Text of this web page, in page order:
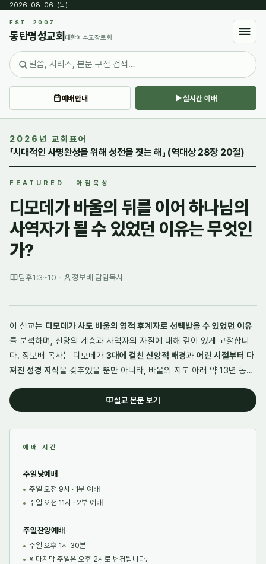
2026. 08. 06. (목) ·
EST. 2007
동탄명성교회 대한예수교장로회
예배안내 실시간 예배
2026년 교회표어
「시대적인 사명완성을 위해 성전을 짓는 해」 (역대상 28장 20절)
FEATURED · 아침묵상
디모데가 바울의 뒤를 이어 하나님의
사역자가 될 수 있었던 이유는 무엇인
가?
딤후1:3~10 · 정보배 담임목사
이 설교는 디모데가 사도 바울의 영적 후계자로 선택받을 수 있었던 이유
를 분석하며, 신앙의 계승과 사역자의 자질에 대해 깊이 있게 고찰합니
다. 정보배 목사는 디모데가 3대에 걸친 신앙적 배경과 어린 시절부터 다
져진 성경 지식을 갖추었을 뿐만 아니라, 바울의 지도 아래 약 13년 동안
는 지도자와의 관계에서 단순히 명령에 따르는 것을 넘어
부모와 자식 같
은 인격적 신뢰를 형성하고,성품의 연단과영적 은사의 활용을 통해 준비
된 자만이 하나님의 큰 일꾼이 될 수 있다는 점을 시사합니다. 결국 이 설
교는 현대의 신앙인들에게도
배움과 겸손한 태도
설교 본문 보기
예배 시간
주일낮예배
주일 오전 9시 · 1부 예배
주일 오전 11시 · 2부 예배
주일찬양예배
주일 오후 1시 30분
※ 마지막 주일은 오후 2시로 변경됩니다.